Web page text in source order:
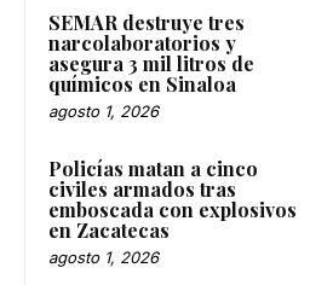
SEMAR destruye tres
narcolaboratorios y
asegura 3 mil litros de
químicos en Sinaloa
agosto 1, 2026
Policías matan a cinco
civiles armados tras
emboscada con explosivos
en Zacatecas
agosto 1, 2026